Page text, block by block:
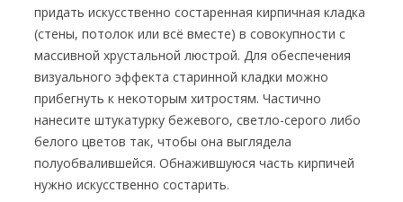
придать искусственно состаренная кирпичная кладка
(стены, потолок или всё вместе) в совокупности с
массивной хрустальной люстрой. Для обеспечения
визуального эффекта старинной кладки можно
прибегнуть к некоторым хитростям. Частично
нанесите штукатурку бежевого, светло-серого либо
белого цветов так, чтобы она выглядела
полуобвалившейся. Обнажившуюся часть кирпичей
нужно искусственно состарить.